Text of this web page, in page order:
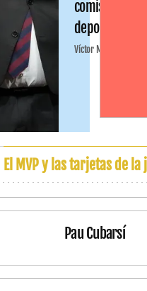
comisión
deportiva
Víctor Malo
El MVP y las tarjetas de
Pau Cubarsí